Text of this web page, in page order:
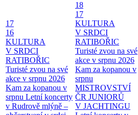
17
16
KULTURA
V SRDCI
RATIBOŘIC
Turisté zvou na své
akce v srpnu 2026
Kam za kopanou v
srpnu Letní koncerty
v Rudrově mlýně –
18
17
KULTURA
V SRDCI
RATIBOŘIC
Turisté zvou na své
akce v srpnu 2026
Kam za kopanou v
srpnu
MISTROVSTVÍ
ČR JUNIORŮ
V JACHTINGU